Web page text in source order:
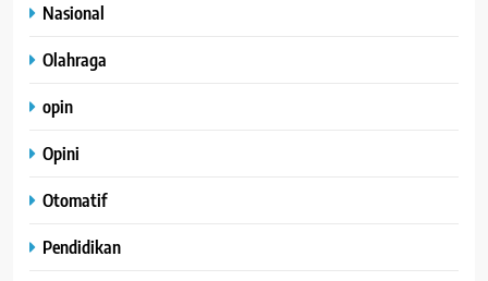
Nasional
Olahraga
opin
Opini
Otomatif
Pendidikan